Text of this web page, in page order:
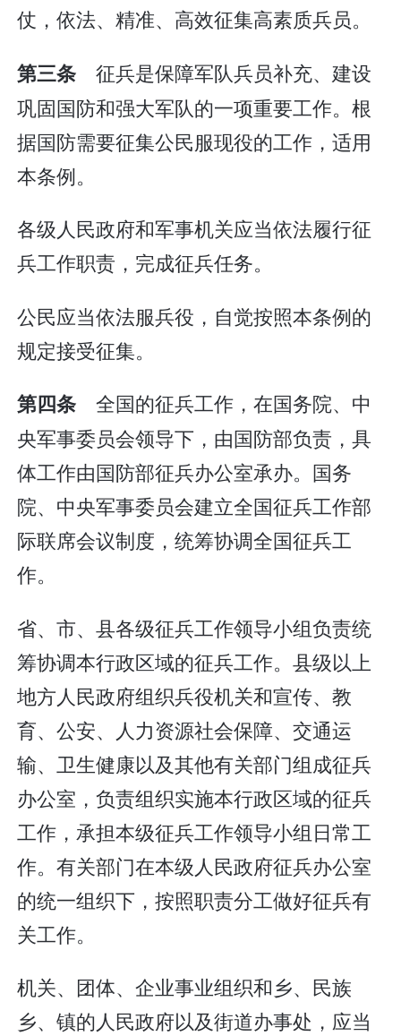
仗，依法、精准、高效征集高素质兵员。
第三条 征兵是保障军队兵员补充、建设
巩固国防和强大军队的一项重要工作。根
据国防需要征集公民服现役的工作，适用
本条例。
各级人民政府和军事机关应当依法履行征
兵工作职责，完成征兵任务。
公民应当依法服兵役，自觉按照本条例的
规定接受征集。
第四条 全国的征兵工作，在国务院、中
央军事委员会领导下，由国防部负责，具
体工作由国防部征兵办公室承办。国务
院、中央军事委员会建立全国征兵工作部
际联席会议制度，统筹协调全国征兵工
作。
省、市、县各级征兵工作领导小组负责统
筹协调本行政区域的征兵工作。县级以上
地方人民政府组织兵役机关和宣传、教
育、公安、人力资源社会保障、交通运
输、卫生健康以及其他有关部门组成征兵
办公室，负责组织实施本行政区域的征兵
工作，承担本级征兵工作领导小组日常工
作。有关部门在本级人民政府征兵办公室
的统一组织下，按照职责分工做好征兵有
关工作。
机关、团体、企业事业组织和乡、民族
乡、镇的人民政府以及街道办事处，应当